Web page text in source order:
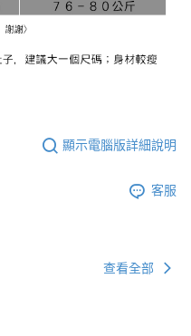
顯示電腦版詳細說明
客服
查看全部